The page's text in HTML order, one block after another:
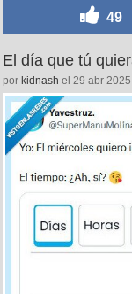
49
El día que tú
por kidnash el 29 abr